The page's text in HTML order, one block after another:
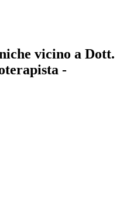
vicino a Dott.
-